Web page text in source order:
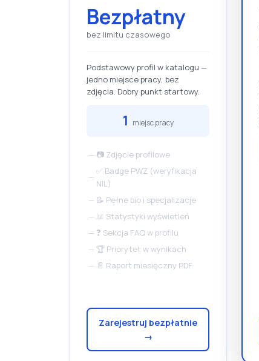
Bezpłatny
bez limitu czasowego
Podstawowy profil w katalogu —
jedno miejsce pracy, bez
zdjęcia. Dobry punkt startowy.
1 miejsc pracy
— 📷 Zdjęcie profilowe
—
✅ Badge PWZ (weryfikacja
NIL)
— 📝 Pełne bio i specjalizacje
— 📊 Statystyki wyświetleń
— ❓ Sekcja FAQ w profilu
— 🏆 Priorytet w wynikach
— 📄 Raport miesięczny PDF
Zarejestruj bezpłatnie
→